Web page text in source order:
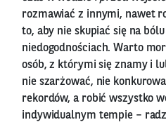
rozmawiać z innymi, nawet
to, aby nie skupiać się na
niedogodnościach. Warto
osób, z którymi się znamy i
nie szarżować, nie
rekordów, a robić wszystko
indywidualnym tempie –